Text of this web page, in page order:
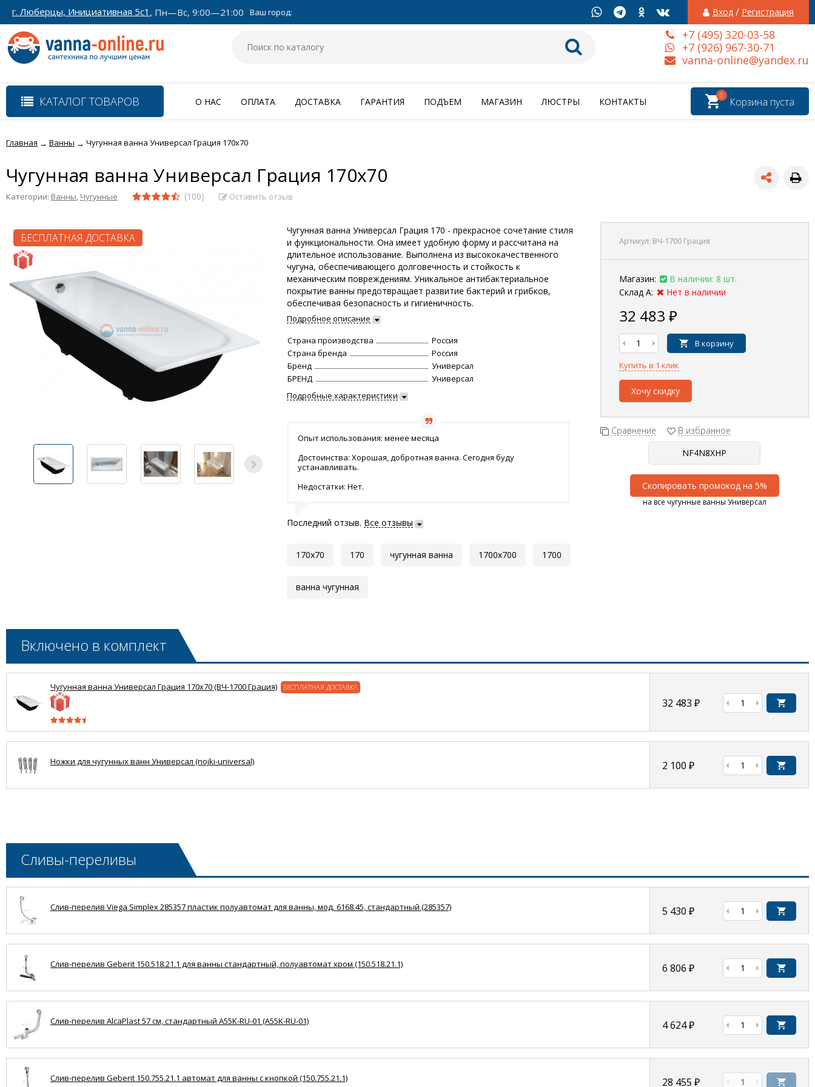
г. Люберцы, Инициативная 5с1 , Пн—Вс, 9:00—21:00 Ваш город: Вход / Регистрация
+7 (495) 320-03-58
+7 (926) 967-30-71
vanna-online@yandex.ru
КАТАЛОГ ТОВАРОВ Корзина пуста
0
О НАС ОПЛАТА ДОСТАВКА ГАРАНТИЯ ПОДЪЕМ МАГАЗИН ЛЮСТРЫ КОНТАКТЫ
Главная → Ванны → Чугунная ванна Универсал Грация 170x70
Чугунная ванна Универсал Грация 170x70
Категории: Ванны, Чугунные (100) Оставить отзыв
БЕСПЛАТНАЯ ДОСТАВКА Артикул: ВЧ-1700 Грация
Магазин:
В наличии: 8 шт.
Склад А:
Нет в наличии
32 483 ₽
В корзину
Купить в 1 клик
Хочу скидку
Сравнение В избранное
Скопировать промокод на 5%
на все чугунные ванны Универсал
Чугунная ванна Универсал Грация 170 - прекрасное сочетание стиля
и функциональности. Она имеет удобную форму и рассчитана на
длительное использование. Выполнена из высококачественного
чугуна, обеспечивающего долговечность и стойкость к
механическим повреждениям. Уникальное антибактериальное
покрытие ванны предотвращает развитие бактерий и грибков,
обеспечивая безопасность и гигиеничность.
Подробное описание
Страна производства
Россия
Страна бренда
Россия
Бренд
Универсал
БРЕНД
Универсал
Подробные характеристики
Опыт использования: менее месяца
Достоинства: Хорошая, добротная ванна. Сегодня буду
устанавливать.
Недостатки: Нет.
Последний отзыв. Все отзывы
170x70 170 чугунная ванна 1700x700 1700
ванна чугунная
Включено в комплект
Чугунная ванна Универсал Грация 170x70 (ВЧ-1700 Грация) БЕСПЛАТНАЯ ДОСТАВКА
32 483 ₽
Ножки для чугунных ванн Универсал (nojki-universal) 2 100 ₽
Сливы-переливы
Слив-перелив Viega Simplex 285357 пластик полуавтомат для ванны, мод. 6168.45, стандартный (285357) 5 430 ₽
Слив-перелив Geberit 150.518.21.1 для ванны стандартный, полуавтомат хром (150.518.21.1) 6 806 ₽
Слив-перелив AlcaPlast 57 см, стандартный A55K-RU-01 (A55K-RU-01) 4 624₽
Слив-перелив Geberit 150.755.21.1 автомат для ванны с кнопкой (150.755.21.1) 28 455 ₽